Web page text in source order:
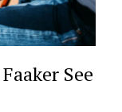
See